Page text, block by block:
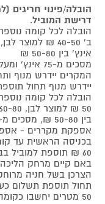
הובלה/פינוי חריגים
דרישת המוביל.
הובלה לכל קומה
אינץ' בין 50-80 ₪
המקרים יידרש מנוף
יידרש מנוף תחול
בין 50-80 ₪, מסכים מ-75 אינץ' ומעלה 80-100 ₪.
אספקת מקררים -
בכניסה הראשית עד
60 ₪ תוספת למוביל בבית.
הצרכן בשל חניה
תחול תוספת תשלום
50 מטרים יחשבו כקומה נוספת).